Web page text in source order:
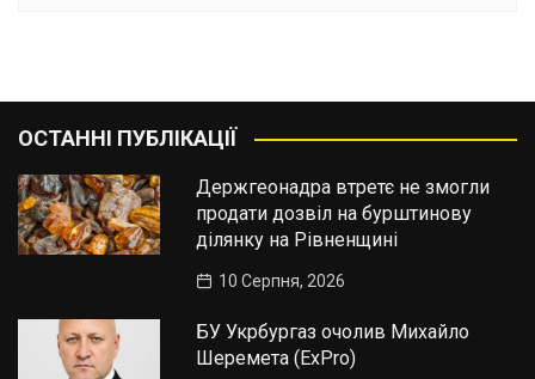
ОСТАННІ ПУБЛІКАЦІЇ
Держгеонадра втретє не змогли
продати дозвіл на бурштинову
ділянку на Рівненщині
10 Серпня, 2026
БУ Укрбургаз очолив Михайло
Шеремета (ExPro)